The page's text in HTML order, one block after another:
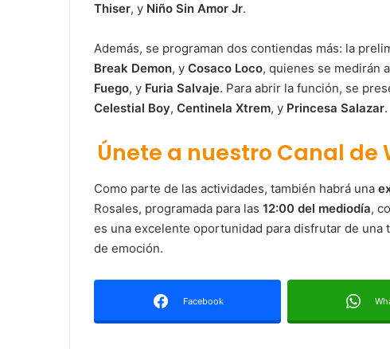
Thiser, y Niño Sin Amor Jr.
Además, se programan dos contiendas más: la
Break Demon, y Cosaco Loco, quienes se medirán
Fuego, y Furia Salvaje. Para abrir la función, se
Celestial Boy, Centinela Xtrem, y Princesa Salazar.
Únete a nuestro Canal de
Como parte de las actividades, también habrá una
Rosales, programada para las 12:00 del mediodía,
es una excelente oportunidad para disfrutar de
de emoción.
Facebook